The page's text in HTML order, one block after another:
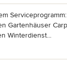
Gartenhäuser
Winterdienst...